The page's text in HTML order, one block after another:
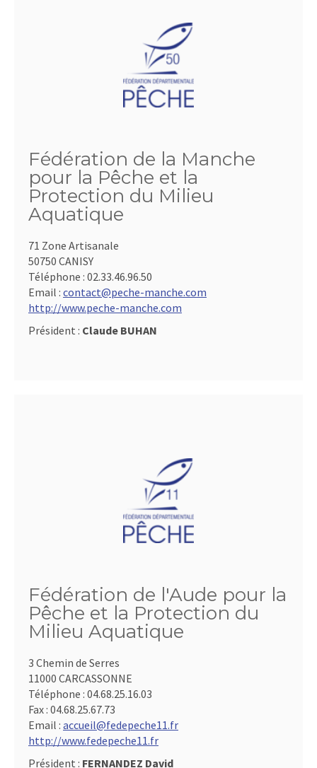
Fédération de la Manche
pour la Pêche et la
Protection du Milieu
Aquatique
71 Zone Artisanale
50750 CANISY
Téléphone : 02.33.46.96.50
Email : contact@peche-manche.com
http://www.peche-manche.com
Président : Claude BUHAN
Fédération de l'Aude pour la
Pêche et la Protection du
Milieu Aquatique
3 Chemin de Serres
11000 CARCASSONNE
Téléphone : 04.68.25.16.03
Fax : 04.68.25.67.73
Email : accueil@fedepeche11.fr
http://www.fedepeche11.fr
Président : FERNANDEZ David